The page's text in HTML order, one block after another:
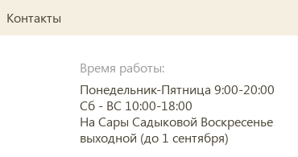
Контакты
Время работы:
Понедельник-Пятница 9:00-20:00
Сб - ВС 10:00-18:00
На Сары Садыковой Воскресенье
выходной (до 1 сентября)